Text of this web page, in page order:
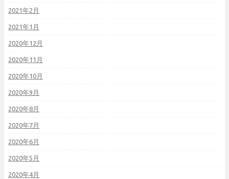
2021年2月
2021年1月
2020年12月
2020年11月
2020年10月
2020年9月
2020年8月
2020年7月
2020年6月
2020年5月
2020年4月